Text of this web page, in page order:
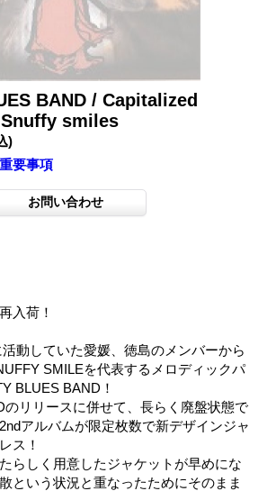
BAND / Capitalized
smiles
)
要事項
入荷！
動していた愛媛、徳島のメンバーから
SMILEを代表するメロディックパ
BLUES BAND！
リリースに併せて、長らく廃盤状態で
アルバムが限定枚数で新デザインジャ
ス！
らしく用意したジャケットが早めにな
という状況と重なったためにそのまま